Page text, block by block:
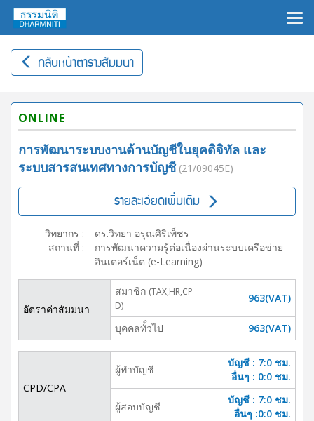
กลับหน้าตารางสัมมนา
ONLINE
การพัฒนาระบบงานด้านบัญชีในยุคดิจิทัล และ
ระบบสารสนเทศทางการบัญชี (21/09045E)
รายละเอียดเพิ่มเติม
วิทยากร :
ดร.วิทยา อรุณศิริเพ็ชร
สถานที่ :
การพัฒนาความรู้ต่อเนื่องผ่านระบบเครือข่าย
อินเตอร์เน็ต (e-Learning)
อัตราค่าสัมมนา
สมาชิก (TAX,HR,CP
D)
963(VAT)
บุคคลทั้่วไป 963(VAT)
CPD/CPA
ผู้ทำบัญชี
บัญชี : 7:0 ชม.
อื่นๆ : 0:0 ชม.
ผู้สอบบัญชี
บัญชี : 7:0 ชม.
อื่นๆ :0:0 ชม.
×